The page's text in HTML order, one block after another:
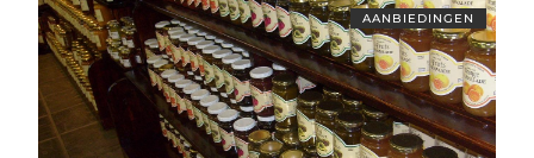
AANBIEDINGEN